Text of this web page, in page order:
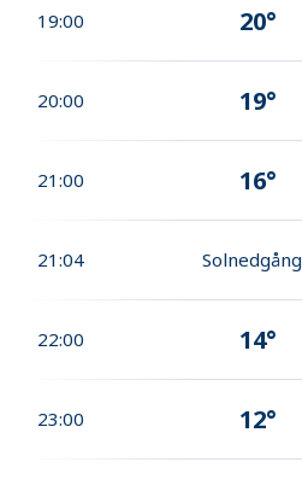
19:00 20°
20:00 19°
21:00 16°
21:04 Solnedgång
22:00 14°
23:00 12°